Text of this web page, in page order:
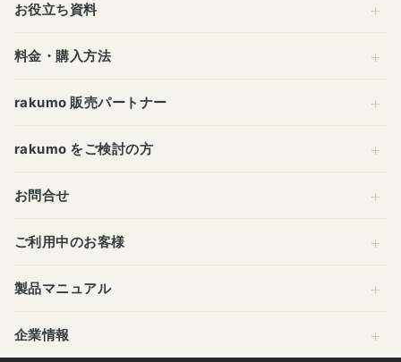
お役立ち資料
料金・購入方法
rakumo 販売パートナー
rakumo をご検討の方
お問合せ
ご利用中のお客様
製品マニュアル
企業情報